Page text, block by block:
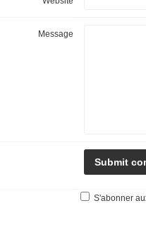
Message
S'abonner